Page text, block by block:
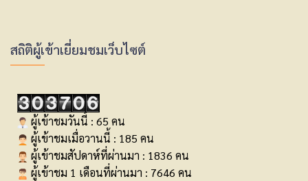
สถิติผู้เข้าเยี่ยมชมเว็บไซต์
ผู้เข้าชมวันนี้ : 65 คน
ผู้เข้าชมเมื่อวานนี้ : 185 คน
ผู้เข้าชมสัปดาห์ที่ผ่านมา : 1836 คน
ผู้เข้าชม 1 เดือนที่ผ่านมา : 7646 คน